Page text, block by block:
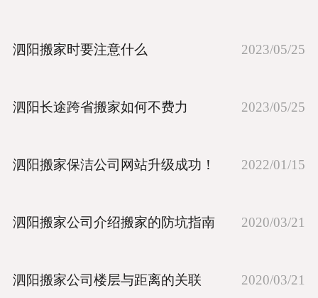
泗阳搬家时要注意什么 2023/05/25
泗阳长途跨省搬家如何不费力 2023/05/25
泗阳搬家保洁公司网站升级成功！ 2022/01/15
泗阳搬家公司介绍搬家的防坑指南 2020/03/21
泗阳搬家公司楼层与距离的关联 2020/03/21